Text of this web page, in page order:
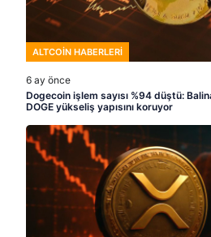
ALTCOIN HABERLERI
6 ay önce
Dogecoin işlem sayısı %94 düştü:
DOGE yükseliş yapısını koruyor